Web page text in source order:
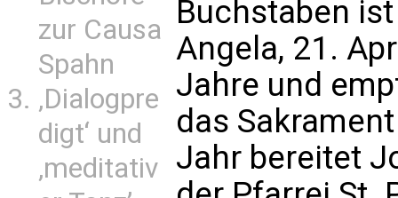
zur Causa
Spahn
‚Dialogpre
digt‘ und
‚meditativ
Buchstaben
Angela, 21.
Jahre und
das
Jahr bereitet